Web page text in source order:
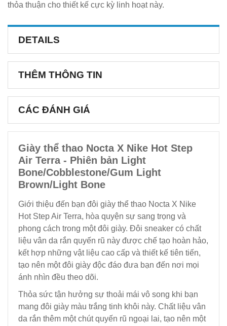
thỏa thuận cho thiết kế cực kỳ linh hoạt này.
DETAILS
THÊM THÔNG TIN
CÁC ĐÁNH GIÁ
Giày thể thao Nocta X Nike Hot Step
Air Terra - Phiên bản Light
Bone/Cobblestone/Gum Light
Brown/Light Bone
Giới thiệu đến bạn đôi giày thể thao Nocta X Nike
Hot Step Air Terra, hòa quyện sự sang trọng và
phong cách trong một đôi giày. Đôi sneaker có chất
liệu vân da rắn quyến rũ này được chế tạo hoàn hảo,
kết hợp những vật liệu cao cấp và thiết kế tiên tiến,
tạo nên một đôi giày độc đáo đưa bạn đến nơi mọi
ánh nhìn đều theo dõi.
Thỏa sức tận hưởng sự thoải mái vô song khi bạn
mang đôi giày màu trắng tinh khôi này. Chất liệu vân
da rắn thêm một chút quyến rũ ngoại lai, tạo nên một